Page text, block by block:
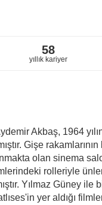
58
yıllık kariyer
Akbaş, 1964
Gişe
olan sinema
rolleriyle
Yılmaz Güney
yer aldığı